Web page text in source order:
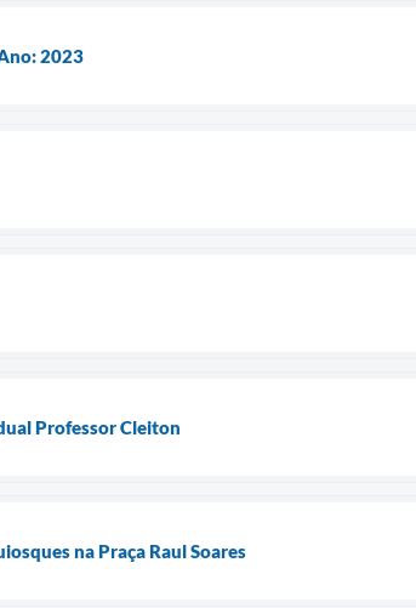
2023
Professor Cleiton
na Praça Raul Soares